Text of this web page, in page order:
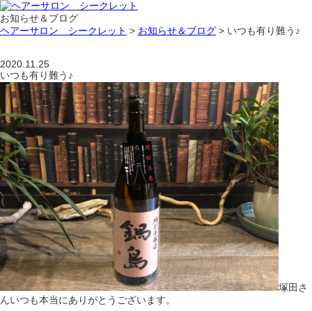
お知らせ＆ブログ
ヘアーサロン シークレット > お知らせ＆ブログ > いつも有り難う♪
2020.11.25
いつも有り難う♪
塚田さ
んいつも本当にありがとうございます。